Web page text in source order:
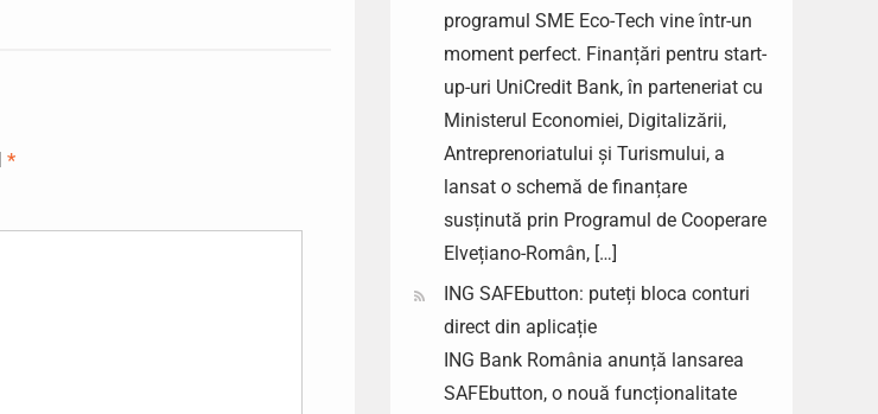
*
programul SME Eco-Tech vine într-un
moment perfect. Finanțări pentru start-
up-uri UniCredit Bank, în parteneriat cu
Ministerul Economiei, Digitalizării,
Antreprenoriatului și Turismului, a
lansat o schemă de finanțare
susținută prin Programul de Cooperare
Elvețiano-Român, […]
ING SAFEbutton: puteți bloca conturi
direct din aplicație
ING Bank România anunță lansarea
SAFEbutton, o nouă funcționalitate